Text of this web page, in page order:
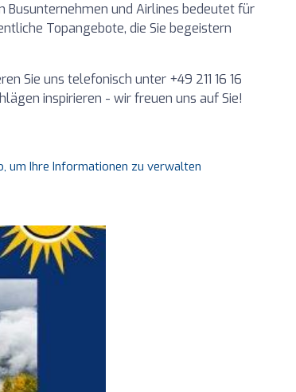
und Airlines bedeutet für
Topangebote, die Sie begeistern
Sie uns telefonisch unter +49 211 16 16
inspirieren - wir freuen uns auf Sie!
um Ihre Informationen zu verwalten